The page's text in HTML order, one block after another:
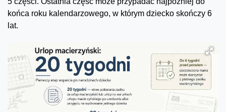
końca roku kalendarzowego, w którym dziecko skończy 6
lat.